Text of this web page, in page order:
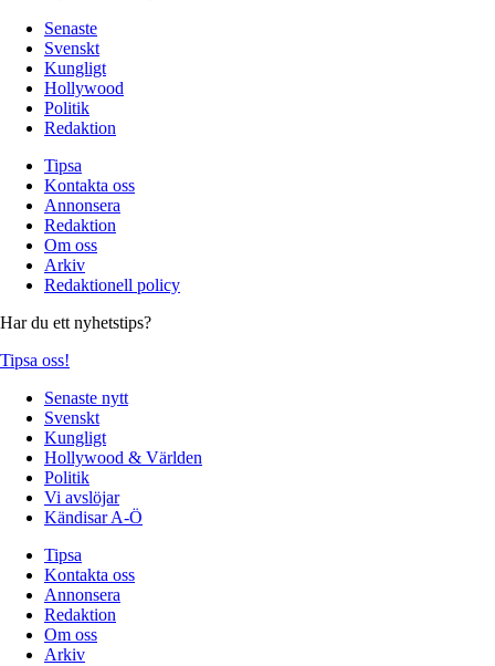
Senaste
Svenskt
Kungligt
Hollywood
Politik
Redaktion
Tipsa
Kontakta oss
Annonsera
Redaktion
Om oss
Arkiv
Redaktionell policy
Har du ett nyhetstips?
Tipsa oss!
Senaste nytt
Svenskt
Kungligt
Hollywood & Världen
Politik
Vi avslöjar
Kändisar A-Ö
Tipsa
Kontakta oss
Annonsera
Redaktion
Om oss
Arkiv